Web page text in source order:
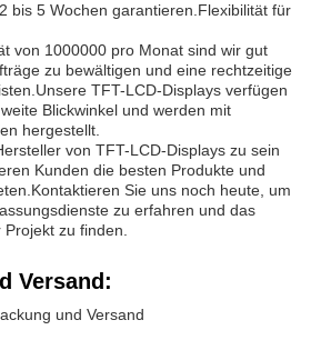
bis 5 Wochen garantieren.Flexibilität für
von 1000000 pro Monat sind wir gut
zu bewältigen und eine rechtzeitige
TFT-LCD-Displays verfügen
Blickwinkel und werden mit
hergestellt.
von TFT-LCD-Displays zu sein
Kunden die besten Produkte und
Sie uns noch heute, um
zu erfahren und das
zu finden.
Versand:
und Versand